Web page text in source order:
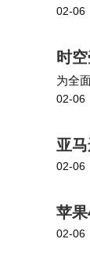
薪酬
y Z
02-06
时
为全
验和
02-06
亚
02-06
苹
02-06